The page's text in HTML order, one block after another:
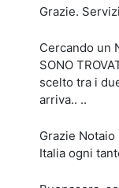
Grazie.
Cercando un
SONO
scelto tra i
arriva.. ..
Grazie
Italia ogni